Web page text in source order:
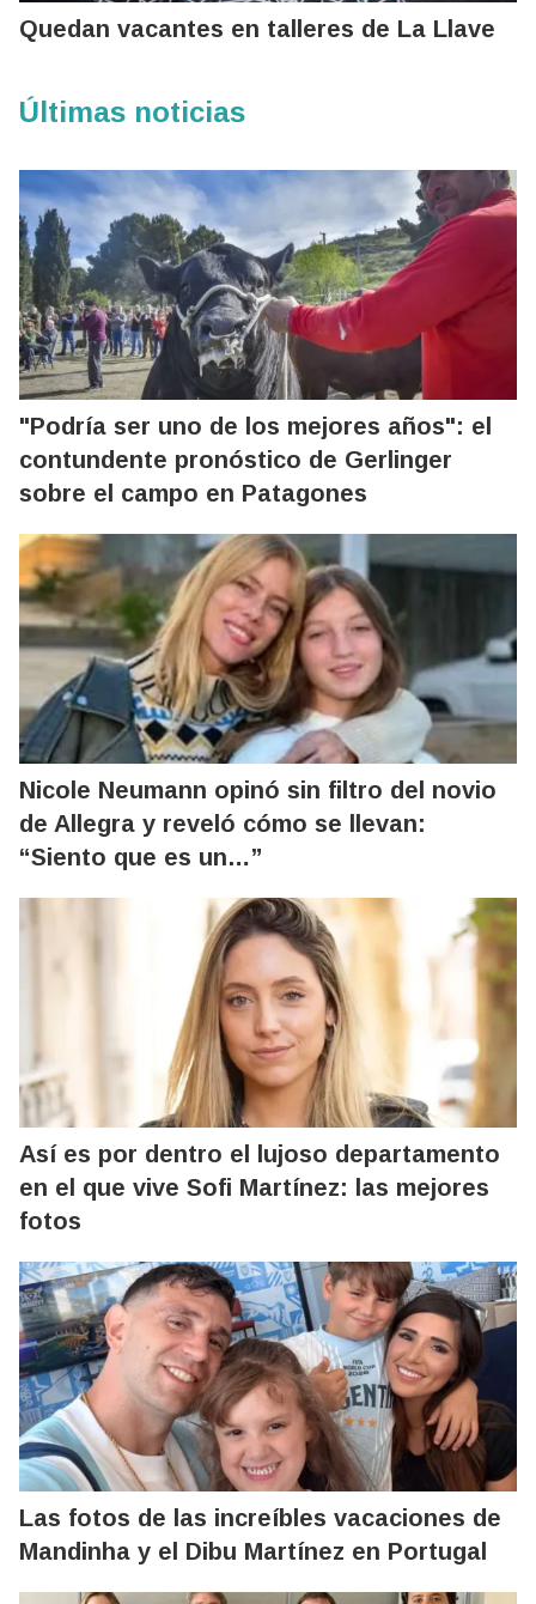
Quedan vacantes en talleres de La Llave
Últimas noticias
"Podría ser uno de los mejores años": el
contundente pronóstico de Gerlinger
sobre el campo en Patagones
Nicole Neumann opinó sin filtro del novio
de Allegra y reveló cómo se llevan:
“Siento que es un…”
Así es por dentro el lujoso departamento
en el que vive Sofi Martínez: las mejores
fotos
Las fotos de las increíbles vacaciones de
Mandinha y el Dibu Martínez en Portugal